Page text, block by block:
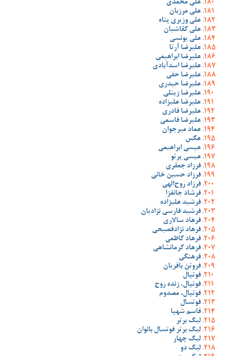
علی محمدی
علی مرزبان
علی وزیری پناه
علی کفاشیان
علی یونسی
علیرضا آرتا
علیرضا ابراهیمی
علیرضا اسدآبادی
علیرضا حقی
علیرضا حیدری
علیرضا زینلی
علیرضا علیزاده
علیرضا قادری
علیرضا قاسمی
عماد میرجوان
عکس
عیسی ابراهیمی
عیسی پرتو
فرزاد جعفری
فرزاد حسین خانی
فرزاد روح‌الهی
فرشاد جانفزا
فرشید علیزاده
فرشید فارسی نژادیان
فرهاد سالاری
فرهاد نژادفصیحی
فرهاد کاظمی
فرهاد کرمانشاهی
فرهنگی
فروتن باقریان
فوتبال
فوتبال، زنده روح
فوتبال، مصدوم
فوتسال
قاسم شهبا
لیگ برتر
لیگ برتر فوتسال بانوان
لیگ چهار
لیگ دو